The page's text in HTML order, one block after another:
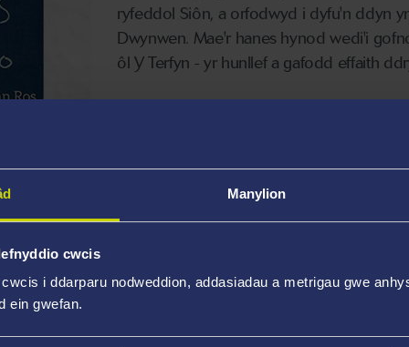
Manylion
cwcis
i ddarparu nodweddion, addasiadau a metrigau gwe
ein gwefan.
ryfeddol Siôn, a orfodwyd i dyfu'n ddyn
Dwynwen. Mae'r hanes hynod wedi'i
ôl Y Terfyn - yr hunllef a gafodd effaith
'Pluen' gan Manon
Nofel i blant gan yr awdures boblogaidd
baratoi prosiect am yr Ail Ryfel Byd
mae'n dechrau ymchwilio i stori brawd
gyda chymeriadau cryf, themâu digon